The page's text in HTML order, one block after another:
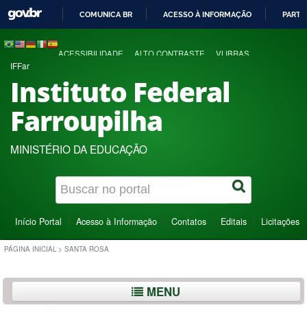
COMUNICA BR ACESSO À INFORMAÇÃO
ACESSIBILIDADE ALTO CONTRASTE VLIBRAS
IFFar
Instituto Federal
Farroupilha
MINISTÉRIO DA EDUCAÇÃO
Início Portal Acesso à Informação Contatos Editais Licitações
PÁGINA INICIAL > SANTA ROSA
MENU